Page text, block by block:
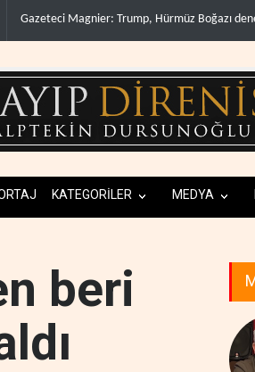
Irak Direnişi: Misilleme ertelendi, hesap
KATEGORİLER MEDYA
beri